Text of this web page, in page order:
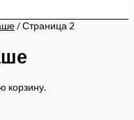
/ Страница 2
корзину.